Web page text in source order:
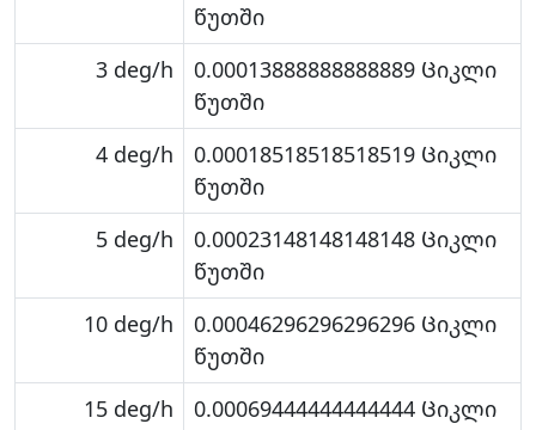
წუთში
3 deg/h
0.00013888888888889 Ციკლი
წუთში
4 deg/h
0.00018518518518519 Ციკლი
წუთში
5 deg/h
0.00023148148148148 Ციკლი
წუთში
10 deg/h
0.00046296296296296 Ციკლი
წუთში
15 deg/h
0.00069444444444444 Ციკლი